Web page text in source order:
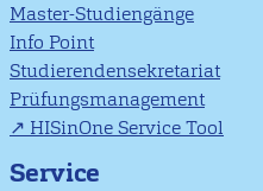
Master-Studiengänge
Info Point
Studierendensekretariat
Prüfungsmanagement
HISinOne Service Tool
Service